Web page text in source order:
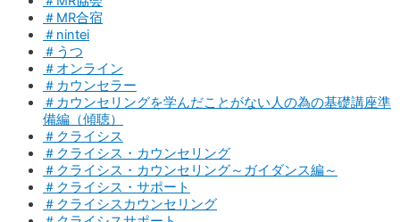
＃MR合宿
＃nintei
＃うつ
＃オンライン
＃カウンセラー
＃カウンセリングを学んだことがない人の為の基礎講座準
備編（傾聴）
＃クライシス
＃クライシス・カウンセリング
＃クライシス・カウンセリング～ガイダンス編～
＃クライシス・サポート
＃クライシスカウンセリング